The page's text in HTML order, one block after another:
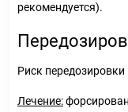
рекомендуется).
Риск
Лечение: